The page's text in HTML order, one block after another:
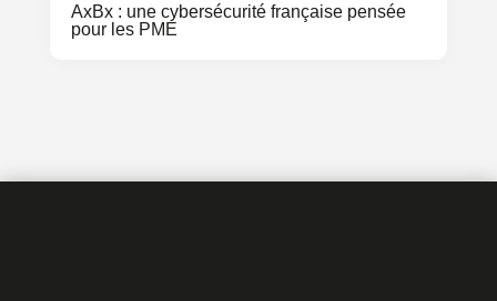
AxBx : une cybersécurité française pensée
pour les PME